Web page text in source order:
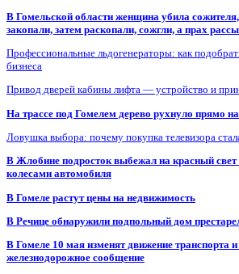
В Гомельской области женщина убила
закопали, затем раскопали, сожгли, а прах
Профессиональные льдогенераторы: как
бизнеса
Привод дверей кабины лифта — устройство и
На трассе под Гомелем дерево рухнуло прямо
Ловушка выбора: почему покупка телевизора
В Жлобине подросток выбежал на красный свет
колесами автомобиля
В Гомеле растут цены на недвижимость
В Речице обнаружили подпольный дом
В Гомеле 10 мая изменят движение транспорта и
железнодорожное сообщение